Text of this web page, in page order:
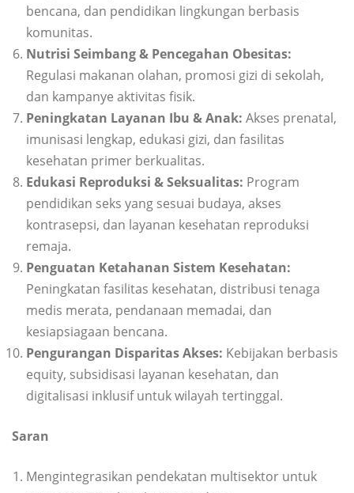
bencana, dan pendidikan lingkungan berbasis
komunitas.
Nutrisi Seimbang & Pencegahan Obesitas:
Regulasi makanan olahan, promosi gizi di sekolah,
dan kampanye aktivitas fisik.
Peningkatan Layanan Ibu & Anak: Akses prenatal,
imunisasi lengkap, edukasi gizi, dan fasilitas
kesehatan primer berkualitas.
Edukasi Reproduksi & Seksualitas: Program
pendidikan seks yang sesuai budaya, akses
kontrasepsi, dan layanan kesehatan reproduksi
remaja.
Penguatan Ketahanan Sistem Kesehatan:
Peningkatan fasilitas kesehatan, distribusi tenaga
medis merata, pendanaan memadai, dan
kesiapsiagaan bencana.
Pengurangan Disparitas Akses: Kebijakan berbasis
equity, subsidisasi layanan kesehatan, dan
digitalisasi inklusif untuk wilayah tertinggal.
Saran
Mengintegrasikan pendekatan multisektor untuk